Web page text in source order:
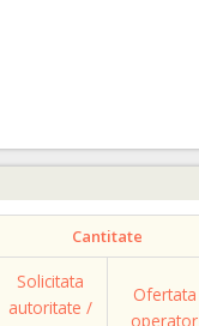
Cantitate
Solicitata
autoritate /
Ofertata
operator